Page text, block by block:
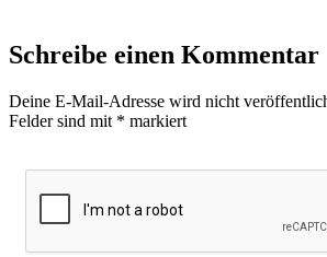
Schreibe einen Kommentar
Deine E-Mail-Adresse wird nicht
Felder sind mit * markiert